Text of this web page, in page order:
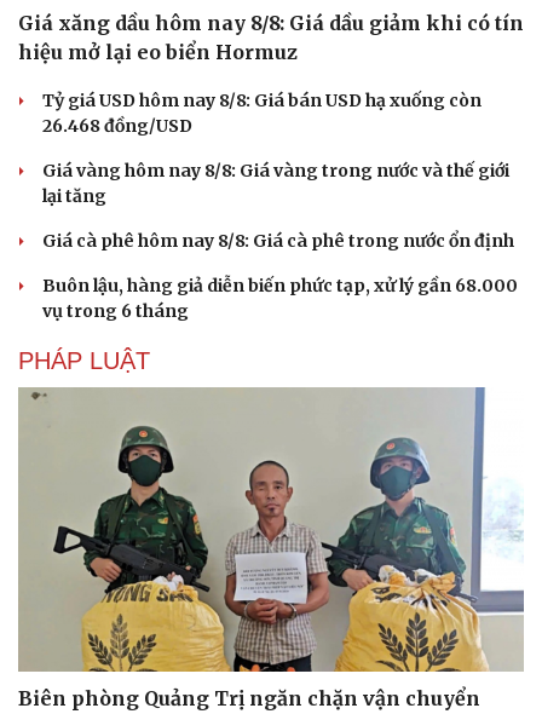
Sân khấu - Điện ảnh
Văn học
Âm nhạc
Di sản
Giải trí
Nghệ sĩ
Thời trang
Sao Việt
Giá xăng dầu hôm nay 8/8: Giá dầu giảm khi có tín
hiệu mở lại eo biển Hormuz
Tỷ giá USD hôm nay 8/8: Giá bán USD hạ xuống còn
26.468 đồng/USD
Giá vàng hôm nay 8/8: Giá vàng trong nước và thế giới
lại tăng
Giá cà phê hôm nay 8/8: Giá cà phê trong nước ổn định
Buôn lậu, hàng giả diễn biến phức tạp, xử lý gần 68.000
vụ trong 6 tháng
PHÁP LUẬT
Biên phòng Quảng Trị ngăn chặn vận chuyển